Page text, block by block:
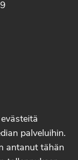
palveluihin.
antanut tähän